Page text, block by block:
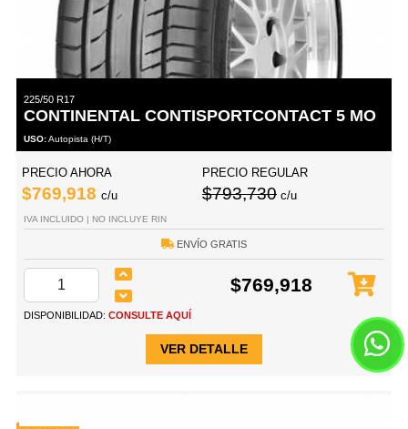
225/50 R17
CONTINENTAL CONTISPORTCONTACT 5 MO
USO:Autopista (H/T)
PRECIO AHORA
$769,918 c/u
PRECIO REGULAR
$793,730 c/u
IVA INCLUIDO | NO INCLUYE RIN
ENVÍO GRATIS
$769,918
DISPONIBILIDAD: CONSULTE AQUÍ
VER DETALLE